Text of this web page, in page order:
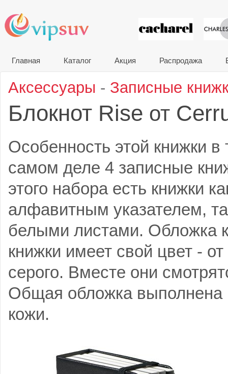
VIP
Главная Каталог Акция Распродажа
Аксессуары - Записные
Блокнот Rise от
Особенность этой книжки в
самом деле 4 записные
этого набора есть книжки
алфавитным указателем,
белыми листами. Обложка
книжки имеет свой цвет -
серого. Вместе они
Общая обложка выполнена
кожи.